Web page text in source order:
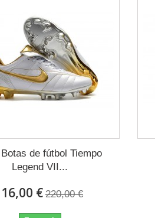
de fútbol Tiempo
Legend VII...
€ 220,00 €